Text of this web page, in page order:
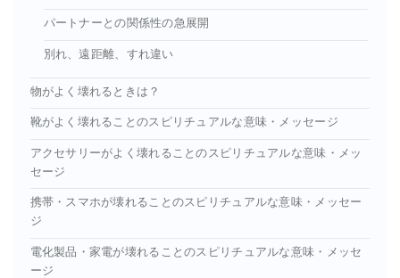
パートナーとの関係性の急展開
別れ、遠距離、すれ違い
物がよく壊れるときは？
靴がよく壊れることのスピリチュアルな意味・メッセージ
アクセサリーがよく壊れることのスピリチュアルな意味・メッ
セージ
携帯・スマホが壊れることのスピリチュアルな意味・メッセー
ジ
電化製品・家電が壊れることのスピリチュアルな意味・メッセ
ージ